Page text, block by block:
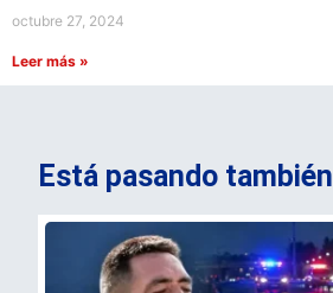
octubre 27, 2024
Leer más »
Está pasando también